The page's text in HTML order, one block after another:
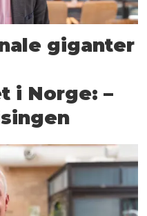
giganter
i Norge: –